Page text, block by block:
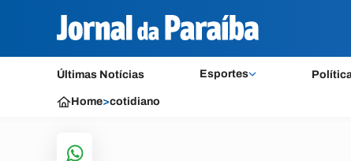
Últimas Notícias Esportes
Home>cotidiano